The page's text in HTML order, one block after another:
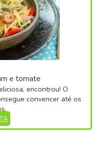
e tomate
encontrou! O
convencer até os